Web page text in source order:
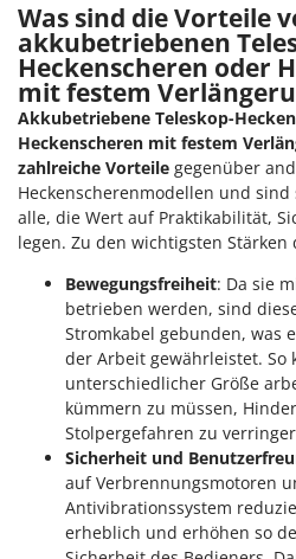
Was sind die Vorteile
akkubetriebenen
Heckenscheren oder
mit festem
Akkubetriebene Teleskop-
Heckenscheren mit festem
zahlreiche Vorteile gegenüber
Heckenscherenmodellen und
alle, die Wert auf Praktikabilität,
legen. Zu den wichtigsten Stärken
Bewegungsfreiheit: Da sie
betrieben werden, sind
Stromkabel gebunden, was
der Arbeit gewährleistet. So
unterschiedlicher Größe
kümmern zu müssen,
Stolpergefahren zu
Sicherheit und
auf Verbrennungsmotoren
Antivibrationssystem
erheblich und erhöhen so